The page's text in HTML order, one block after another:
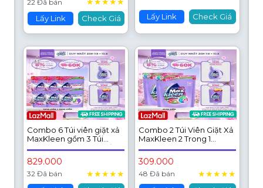
22 Đã bán
Lấy Link Check Giá Lấy Link Check Giá
Combo 6 Túi viên giặt xả
MaxKleen gồm 3 Túi
hương Nước Hoa Huyền
Diệu + 3 Túi hương Ngày
Thư Thái (34 viên/ túi)
829.000
32 Đã bán ★★★★★
Combo 2 Túi Viên Giặt Xả
MaxKleen 2 Trong 1
hương Ngày Thư Thái (34
viên/ túi)
309.000
48 Đã bán ★★★★★